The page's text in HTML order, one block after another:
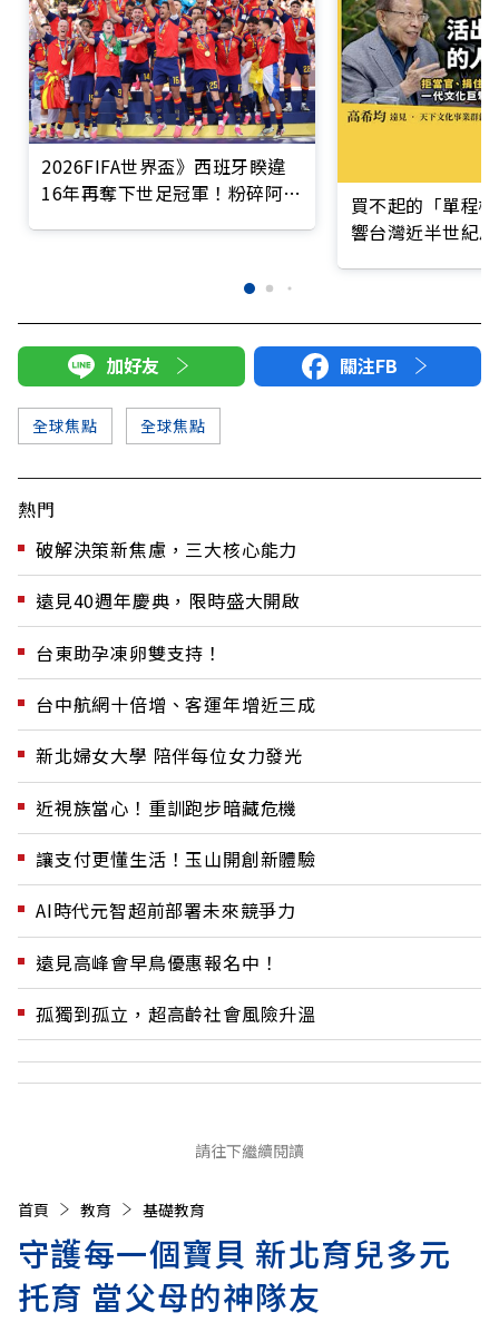
2026FIFA世界盃》西班牙睽違
16年再奪下世足冠軍！粉碎阿根
買不起的「單程
響台灣近半世紀
加好友 關注FB
全球焦點 全球焦點
熱門
破解決策新焦慮，三大核心能力
遠見40週年慶典，限時盛大開啟
台東助孕凍卵雙支持！
台中航網十倍增、客運年增近三成
新北婦女大學 陪伴每位女力發光
近視族當心！重訓跑步暗藏危機
讓支付更懂生活！玉山開創新體驗
AI時代元智超前部署未來競爭力
遠見高峰會早鳥優惠報名中！
孤獨到孤立，超高齡社會風險升溫
請往下繼續閱讀
首頁 教育 基礎教育
守護每一個寶貝 新北育兒多元
托育 當父母的神隊友